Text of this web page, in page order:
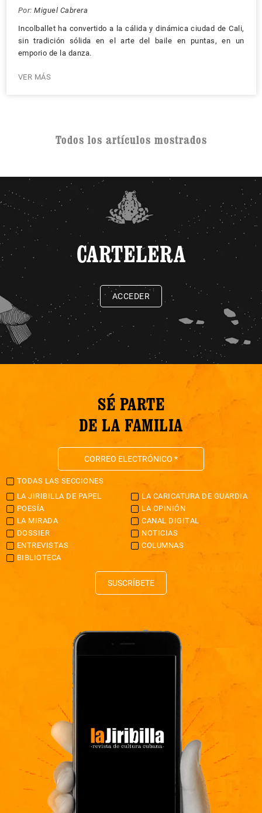
Por: Miguel Cabrera
Incolballet ha convertido a la cálida y dinámica ciudad de Cali,
sin tradición sólida en el arte del baile en puntas, en un
emporio de la danza.
VER MÁS
Todos los artículos mostrados
CARTELERA
ACCEDER
SÉ PARTE
DE LA FAMILIA
TODAS LAS SECCIONES
LA JIRIBILLA DE PAPEL
LA CARICATURA DE GUARDIA
POESÍA
LA OPINIÓN
LA MIRADA
CANAL DIGITAL
DOSSIER
NOTICIAS
ENTREVISTAS
COLUMNAS
BIBLIOTECA
SUSCRÍBETE